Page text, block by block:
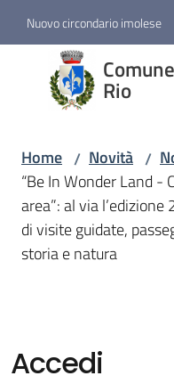
Nuovo circondario imolese
Rio
Comune
di
Castel
Amministrazione
Home / Novità /
“Be In Wonder Land -
area”: al via
di visite guidate,
storia e natura
Accedi